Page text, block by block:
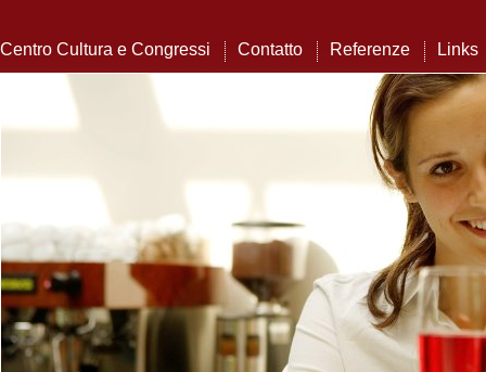
Centro Cultura e Congressi Contatto Referenze Links